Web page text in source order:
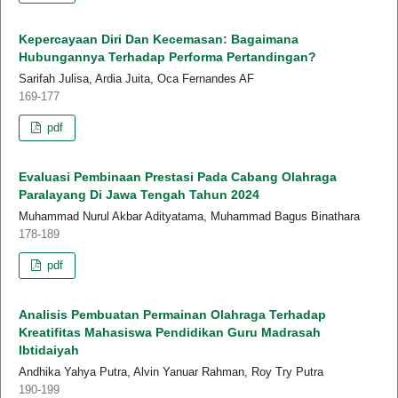
Kepercayaan Diri Dan Kecemasan: Bagaimana
Hubungannya Terhadap Performa Pertandingan?
Sarifah Julisa, Ardia Juita, Oca Fernandes AF
169-177
pdf
Evaluasi Pembinaan Prestasi Pada Cabang Olahraga
Paralayang Di Jawa Tengah Tahun 2024
Muhammad Nurul Akbar Adityatama, Muhammad Bagus Binathara
178-189
pdf
Analisis Pembuatan Permainan Olahraga Terhadap
Kreatifitas Mahasiswa Pendidikan Guru Madrasah
Ibtidaiyah
Andhika Yahya Putra, Alvin Yanuar Rahman, Roy Try Putra
190-199